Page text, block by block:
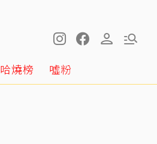
哈燒榜 噓粉